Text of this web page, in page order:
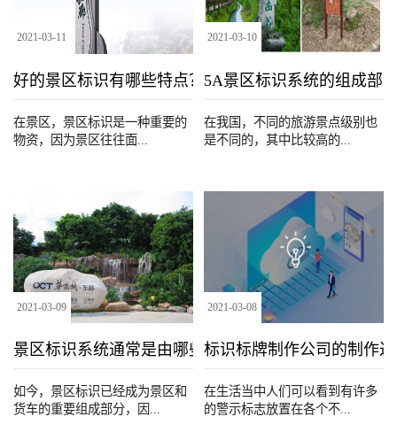
2021-03-11
好的景区标识‍有哪些特点？
在景区，景区标识‍是一种重要的
物资，因为景区往往面...
2021-03-10
5A景区标识系统的组成部
在我国，不同的旅游景点级别也
是不同的，其中比较高的...
2021-03-09
景区标识系统通常是由哪些子系统构成的？
如今，景区标识已经成为景区和
货车的重要组成部分，因...
2021-03-08
标识标牌制作公司的制作
在生活当中人们可以看到有许多
的警示标志放置在各个不...